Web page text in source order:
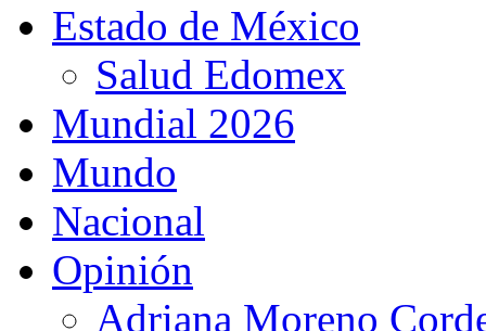
Estado de México
Salud Edomex
Mundial 2026
Mundo
Nacional
Opinión
Adriana Moreno